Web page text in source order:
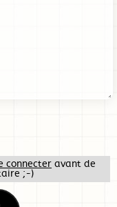
connecter avant de
;-)